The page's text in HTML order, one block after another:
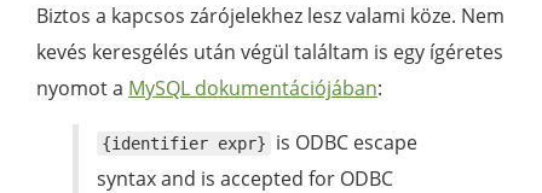
Biztos a kapcsos zárójelekhez lesz valami köze. Nem
kevés keresgélés után végül találtam is egy ígéretes
nyomot a MySQL dokumentációjában:
{identifier expr}
is ODBC escape
syntax and is accepted for ODBC